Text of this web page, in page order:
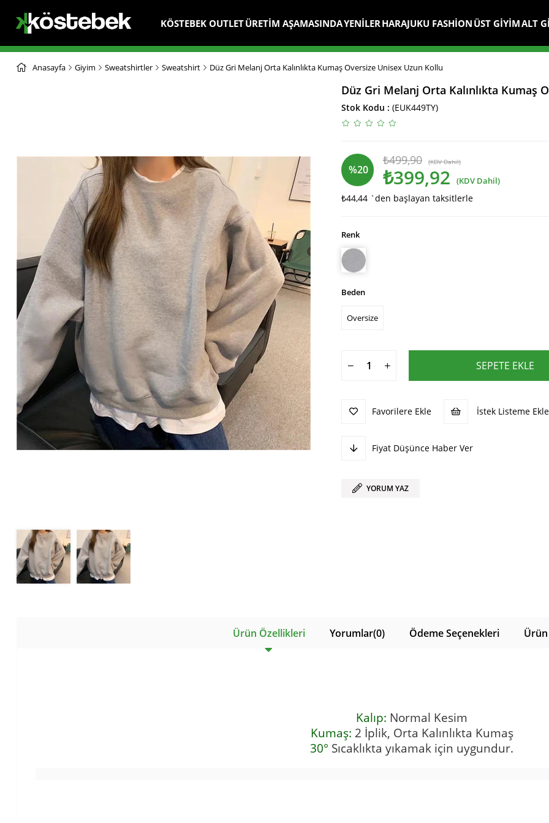
KÖSTEBEK OUTLETÜRETİM AŞAMASINDAYENİLER HARAJUKU FASHİON ÜST GİYİMALT
Anasayfa Giyim Sweatshirtler Sweatshirt Düz Gri Melanj Orta Kalınlıkta Kumaş Oversize Unisex Uzun Kollu
Düz Gri Melanj Orta Kalınlıkta Kumaş
Stok Kodu (EUK449TY)
%20
İndirim
₺499,90 (KDV Dahil)
₺399,92 (KDV Dahil)
₺44,44 `den başlayan taksitlerle
Renk
Beden
Oversize
Favorilere Ekle İstek Listeme Ekle
Fiyat Düşünce Haber Ver
YORUM YAZ
Ürün Özellikleri Yorumlar(0) Ödeme Seçenekleri
Kalıp: Normal Kesim
Kumaş: 2 İplik, Orta Kalınlıkta Kumaş
30° Sıcaklıkta yıkamak için uygundur.